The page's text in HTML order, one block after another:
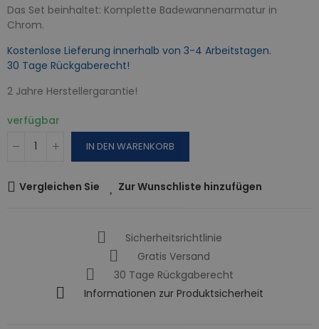
Das Set beinhaltet: Komplette Badewannenarmatur in
Chrom.
Kostenlose Lieferung innerhalb von 3-4 Arbeitstagen.
30 Tage Rückgaberecht!
2 Jahre Herstellergarantie!
verfügbar
IN DEN WARENKORB
Vergleichen Sie Zur Wunschliste hinzufügen
Sicherheitsrichtlinie
Gratis Versand
30 Tage Rückgaberecht
Informationen zur Produktsicherheit